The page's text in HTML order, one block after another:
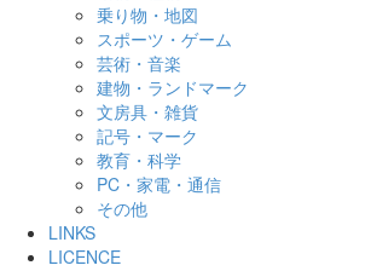
乗り物・地図
スポーツ・ゲーム
芸術・音楽
建物・ランドマーク
文房具・雑貨
記号・マーク
教育・科学
PC・家電・通信
その他
LINKS
LICENCE